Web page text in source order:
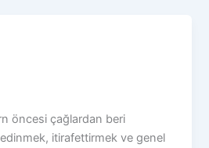
öncesi çağlardan beri
itirafettirmek ve genel